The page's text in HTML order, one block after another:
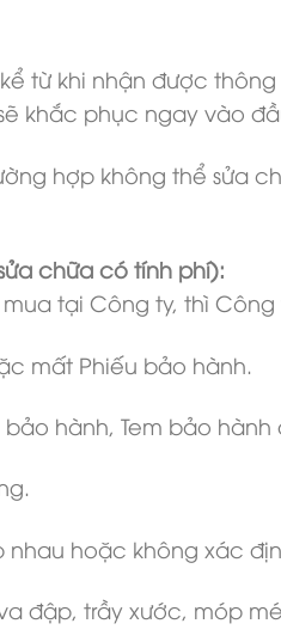
từ khi nhận được
khắc phục ngay vào
hợp không thể sửa
chữa có tính phí):
tại Công ty, thì
mất Phiếu bảo hành.
hành, Tem bảo
nhau hoặc không xác
đập, trầy xước, móp